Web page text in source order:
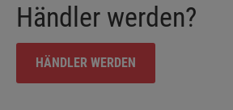
Händler werden?
HÄNDLER WERDEN